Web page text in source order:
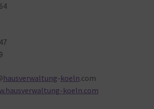
hausverwaltung-koeln.com
koeln.com